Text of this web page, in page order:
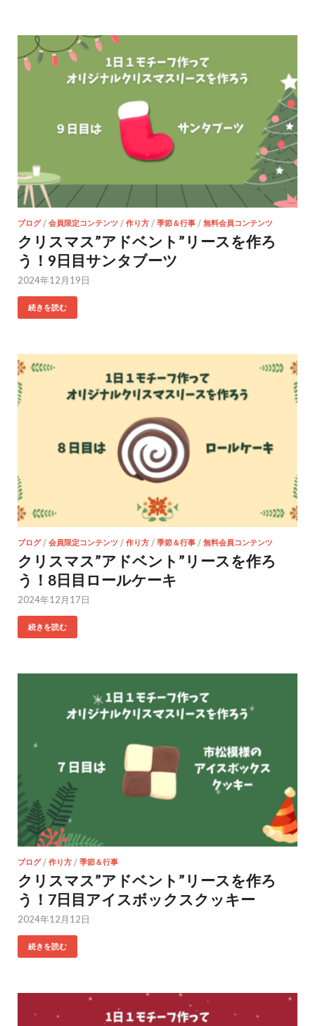
ブログ/ 会員限定コンテンツ / 作り方 / 季節＆行事 / 無料会員コンテンツ
クリスマス”アドベント”リースを作ろ
う！9日目サンタブーツ
2024年12月19日
続きを読む
ブログ/ 会員限定コンテンツ / 作り方 / 季節＆行事 / 無料会員コンテンツ
クリスマス”アドベント”リースを作ろ
う！8日目ロールケーキ
2024年12月17日
続きを読む
ブログ/ 作り方 / 季節＆行事
クリスマス”アドベント”リースを作ろ
う！7日目アイスボックスクッキー
2024年12月12日
続きを読む